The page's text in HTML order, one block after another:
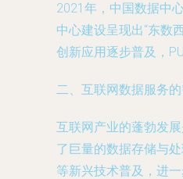
2021年，中国数据中
中心建设呈现出“东数
创新应用逐步普及，
二、互联网数据服务
互联网产业的蓬勃发
了巨量的数据存储与
等新兴技术普及，进